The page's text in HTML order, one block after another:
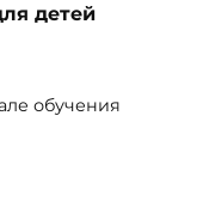
детей
обучения